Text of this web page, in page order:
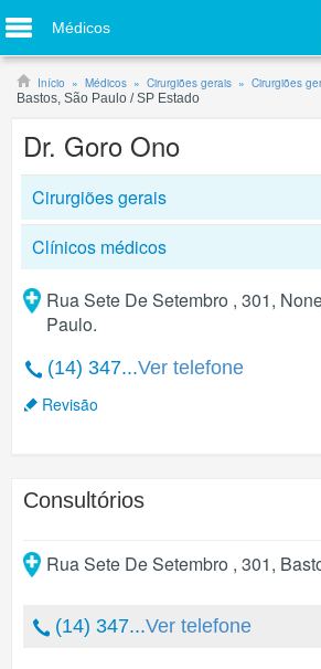
Médicos
Início Médicos Cirurgiões gerais Cirurgiões
Bastos, São Paulo / SP Estado
Dr. Goro Ono
Cirurgiões gerais
Clínicos médicos
Rua Sete De Setembro , 301,
Paulo.
(14) 347...Ver telefone
Revisão
Consultórios
Rua Sete De Setembro , 301,
(14) 347...Ver telefone